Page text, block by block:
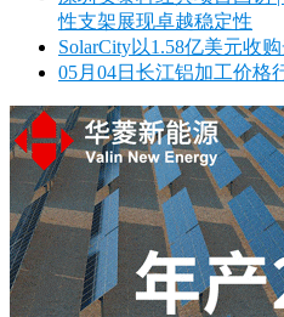
性支架展现卓越稳定性
SolarCity以1.58亿美元收
05月04日长江铝加工价格